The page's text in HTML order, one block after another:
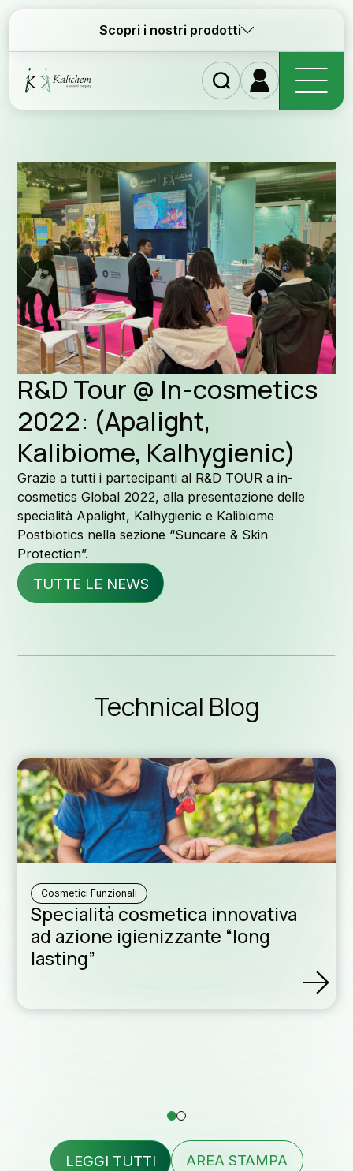
Scopri i nostri prodotti
Perchè
La nostra
News ed
Blog
Rete di
R&D Tour @ In-cosmetics
2022: (Apalight,
Kalibiome, Kalhygienic)
Grazie a tutti i partecipanti al R&D TOUR a in-
cosmetics Global 2022, alla presentazione delle
specialità Apalight, Kalhygienic e Kalibiome
Postbiotics nella sezione “Suncare & Skin
Protection”.
TUTTE LE NEWS
Technical Blog
Cosmetici Funzionali
Specialità cosmetica innovativa
ad azione igienizzante “long
lasting”
LEGGI TUTTI AREA STAMPA